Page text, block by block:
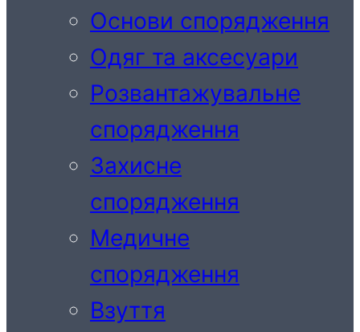
Основи спорядження
Одяг та аксесуари
Розвантажувальне
спорядження
Захисне
спорядження
Медичне
спорядження
Взуття